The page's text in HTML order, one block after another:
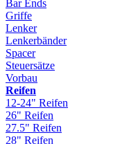
Bar Ends
Griffe
Lenker
Lenkerbänder
Spacer
Steuersätze
Vorbau
Reifen
12-24" Reifen
26" Reifen
27.5" Reifen
28" Reifen